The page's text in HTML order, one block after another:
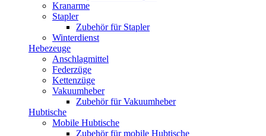
Kranarme
Stapler
Zubehör für Stapler
Winterdienst
Hebezeuge
Anschlagmittel
Federzüge
Kettenzüge
Vakuumheber
Zubehör für Vakuumheber
Hubtische
Mobile Hubtische
Zubehör für mobile Hubtische